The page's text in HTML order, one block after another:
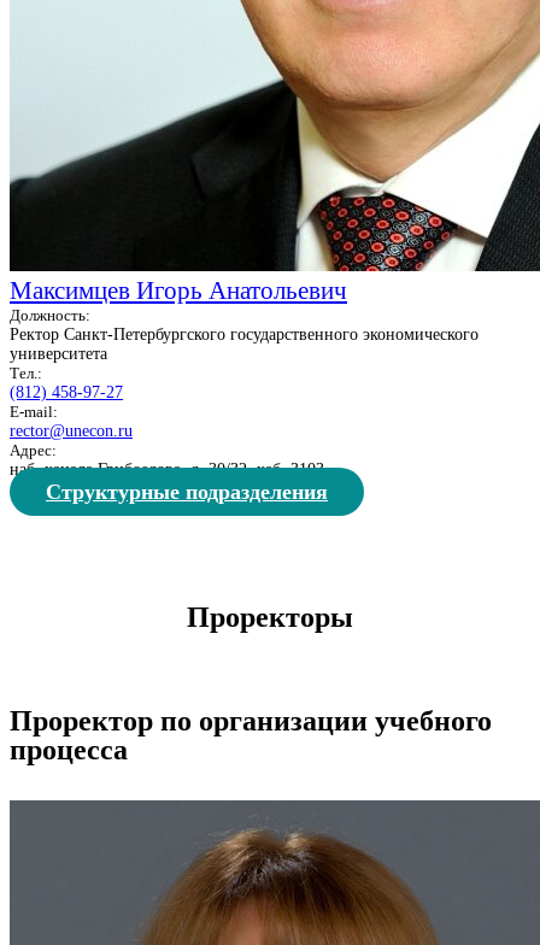
Максимцев Игорь Анатольевич
Должность:
Ректор Санкт-Петербургского государственного экономического
университета
Тел.:
(812) 458-97-27
E-mail:
rector@unecon.ru
Адрес:
наб. канала Грибоедова, д. 30/32, каб. 3103
Структурные подразделения
Проректоры
Проректор по организации учебного
процесса